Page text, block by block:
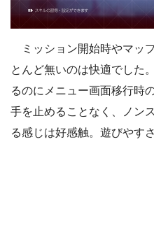
ミッション開始時やマッ
とんど無いのは快適でした
るのにメニュー画面移行時
手を止めることなく、ノン
る感じは好感触。遊びやす